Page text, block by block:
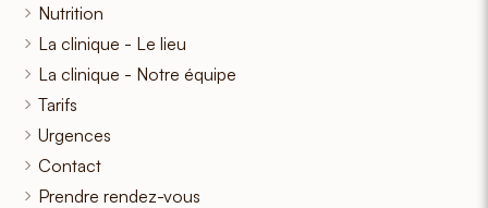
Nutrition
La clinique - Le lieu
La clinique - Notre équipe
Tarifs
Urgences
Contact
Prendre rendez-vous